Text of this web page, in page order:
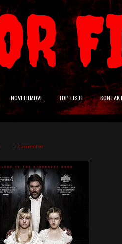
NOVI FILMOVI TOP LISTE
1 komentar